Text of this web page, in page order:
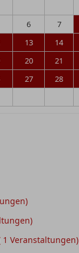
6 7
13 14
20 21
27 28
1 Veranstaltungen)